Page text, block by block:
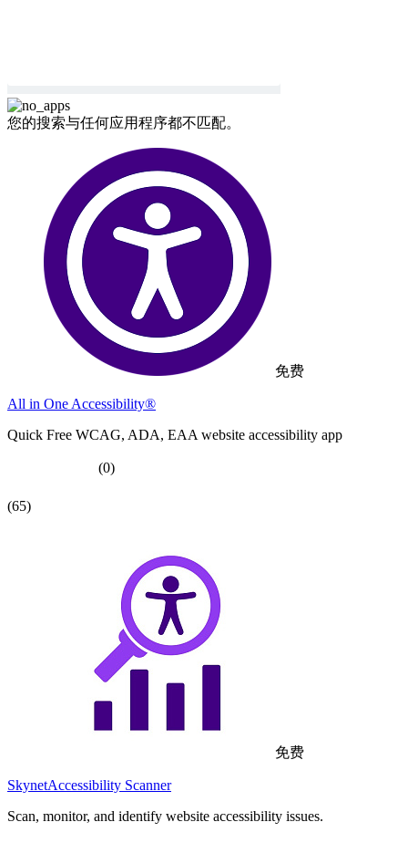
您的搜索与任何应用程序都不匹配。
免费
All in One Accessibility®
Quick Free WCAG, ADA, EAA website accessibility app
(0)
(65)
免费
SkynetAccessibility Scanner
Scan, monitor, and identify website accessibility issues.